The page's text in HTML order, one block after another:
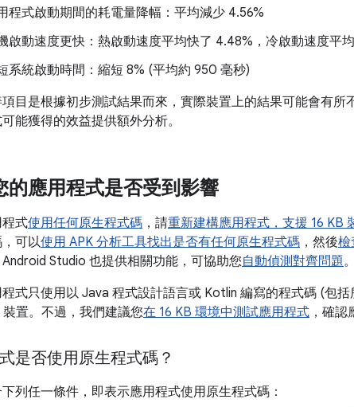
程式啟動期間的耗電量降幅：平均減少 4.56%
啟動速度更快：熱啟動速度平均快了 4.48%，冷啟動速度平
系統啟動時間：縮短 8% (平均約 950 毫秒)
目是根據初步測試結果而來，實際裝置上的結果可能會有
能獲得的效益提供額外分析。
的應用程式是否受到影響
式使用任何原生程式碼 ，請重新建構應用程式，支援 16 KB
可以使用 APK 分析工具找出是否有任何原生程式碼 ，然後檢
Android Studio 也提供相關功能，可協助您自動偵測對齊問題。
式只使用以 Java 程式設計語言或 Kotlin 編寫的程式碼 (包
裝置。不過，我們建議您在 16 KB 環境中測試應用程式 ，確
是否使用原生程式碼？
列任一條件，即表示應用程式使用原生程式碼：